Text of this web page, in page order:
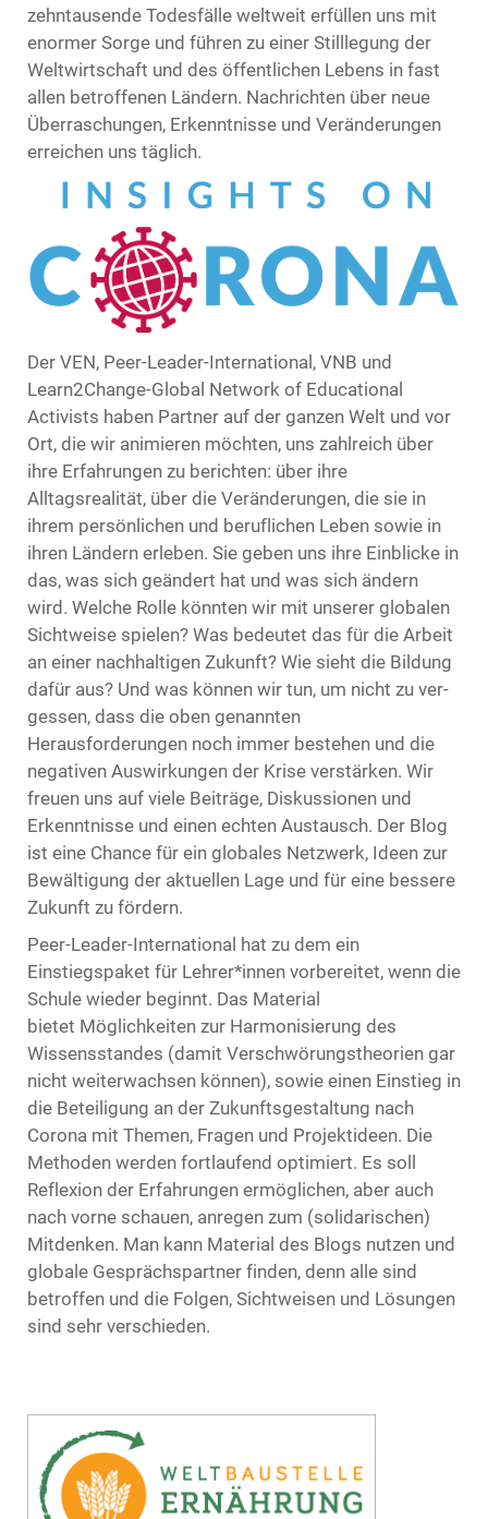
zehntausende Todesfälle weltweit erfüllen uns mit
enormer Sorge und führen zu einer Stilllegung der
Weltwirtschaft und des öffentlichen Lebens in fast
allen betroffenen Ländern. Nachrichten über neue
Überraschungen, Er­kenntnisse und Veränderungen
erreichen uns täglich.
Der VEN, Peer-Leader-International, VNB und
Learn2Change-Global Network of Educational
Activists haben Partner auf der ganzen Welt und vor
Ort, die wir animieren möchten, uns zahlreich über
ihre Erfahrungen zu berichten: über ihre
Alltagsrealität, über die Veränderungen, die sie in
ihrem persönlichen und beruflichen Leben sowie in
ihren Ländern erleben. Sie geben uns ihre Einblicke in
das, was sich geändert hat und was sich ändern
wird. Welche Rolle könnten wir mit unserer globalen
Sicht­weise spielen? Was bedeutet das für die Arbeit
an einer nachhaltigen Zukunft? Wie sieht die Bildung
dafür aus? Und was können wir tun, um nicht zu ver­
gessen, dass die oben genannten
Herausforderungen noch immer bestehen und die
negativen Auswirkun­gen der Krise verstärken. Wir
freuen uns auf viele Beiträge, Diskussionen und
Erkenntnisse und einen echten Austausch. Der Blog
ist eine Chance für ein globales Netzwerk, Ideen zur
Bewältigung der aktuellen Lage und für eine bessere
Zukunft zu fördern.
Peer-Leader-International hat zu dem ein
Einstiegspaket für Lehrer*innen vorbereitet, wenn die
Schule wieder beginnt. Das Material
bietet Möglichkeiten zur Harmonisierung des
Wissensstandes (damit Verschwörungstheorien gar
nicht weiterwachsen können), sowie einen Einstieg in
die Beteiligung an der Zukunftsgestaltung nach
Corona mit Themen, Fragen und Projektideen. Die
Methoden werden fortlaufend optimiert. Es soll
Reflexion der Erfahrungen ermöglichen, aber auch
nach vorne schauen, anregen zum (solidarischen)
Mitdenken. Man kann Material des Blogs nutzen und
globale Gesprächspartner finden, denn alle sind
betroffen und die Folgen, Sichtweisen und Lösungen
sind sehr verschieden.